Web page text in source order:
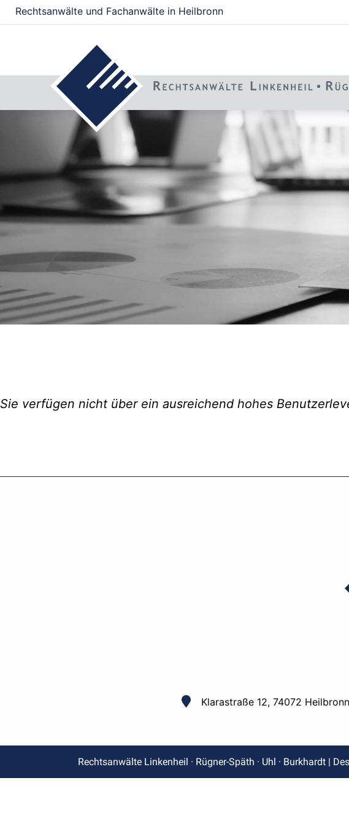
Rechtsanwälte und Fachanwälte in Heilbronn
Sie verfügen nicht über ein ausreichend hohes
Klarastraße 12, 74072 Heilbronn
Rechtsanwälte Linkenheil · Rügner-Späth · Uhl · Burkhardt |